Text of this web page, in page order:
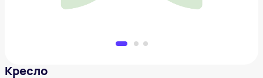
Кресло